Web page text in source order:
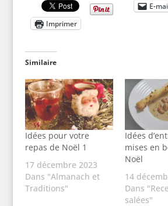
E-
Imprimer
Similaire
Idées pour votre
repas de Noël 1
17 décembre 2023
Dans "Almanach et
Traditions"
Idées
mises en
Noël
14
Dans
salées"